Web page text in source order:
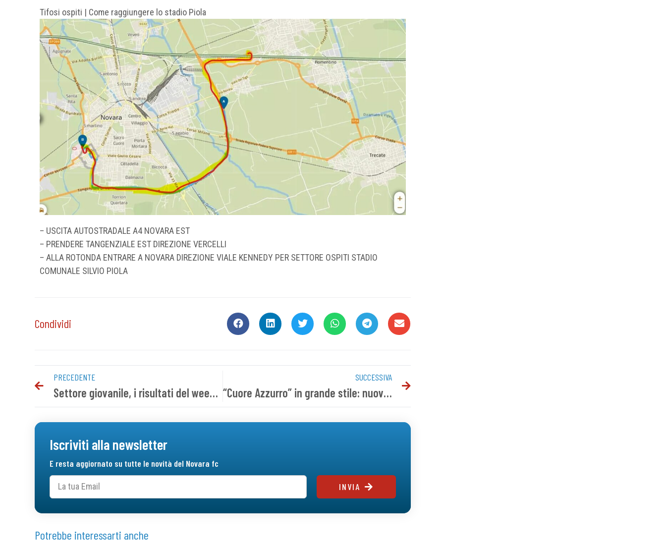
Tifosi ospiti | Come raggiungere lo stadio Piola
– USCITA AUTOSTRADALE A4 NOVARA EST
– PRENDERE TANGENZIALE EST DIREZIONE VERCELLI
– ALLA ROTONDA ENTRARE A NOVARA DIREZIONE VIALE KENNEDY PER SETTORE OSPITI STADIO
COMUNALE SILVIO PIOLA
Condividi
PRECEDENTE
Settore giovanile, i risultati del weekend
SUCCESSIVA
“Cuore Azzurro” in grande stile: nuova formula, nuovi ospiti e un’ora di passione azzurra
Iscriviti alla newsletter
E resta aggiornato su tutte le novità del Novara fc
INVIA
Potrebbe interessarti anche